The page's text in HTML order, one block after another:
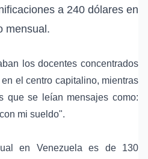
a 240 dólares en
mensual .
los docentes concentrados
el centro capitalino, mientras
que se leían mensajes como:
mi sueldo".
en Venezuela es de 130